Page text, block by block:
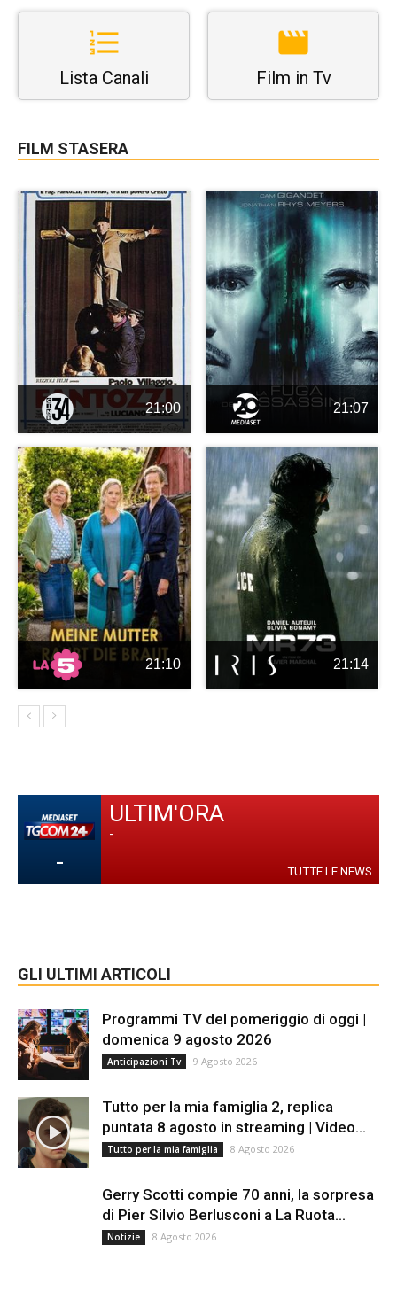
Lista Canali Film in Tv
FILM STASERA
21:00 21:07
21:10 21:14
-
ULTIM'ORA
-
TUTTE LE NEWS
GLI ULTIMI ARTICOLI
Programmi TV del pomeriggio di oggi |
domenica 9 agosto 2026
Anticipazioni Tv 9 Agosto 2026
Tutto per la mia famiglia 2, replica
puntata 8 agosto in streaming | Video...
Tutto per la mia famiglia 8 Agosto 2026
Gerry Scotti compie 70 anni, la sorpresa
di Pier Silvio Berlusconi a La Ruota...
Notizie 8 Agosto 2026